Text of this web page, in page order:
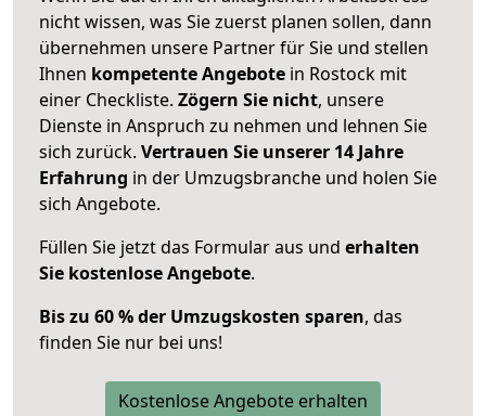
nicht wissen, was Sie zuerst planen sollen, dann
übernehmen unsere Partner für Sie und stellen
Ihnen kompetente Angebote in Rostock mit
einer Checkliste. Zögern Sie nicht, unsere
Dienste in Anspruch zu nehmen und lehnen Sie
sich zurück. Vertrauen Sie unserer 14 Jahre
Erfahrung in der Umzugsbranche und holen Sie
sich Angebote.
Füllen Sie jetzt das Formular aus und erhalten
Sie kostenlose Angebote.
Bis zu 60 % der Umzugskosten sparen, das
finden Sie nur bei uns!
Kostenlose Angebote erhalten